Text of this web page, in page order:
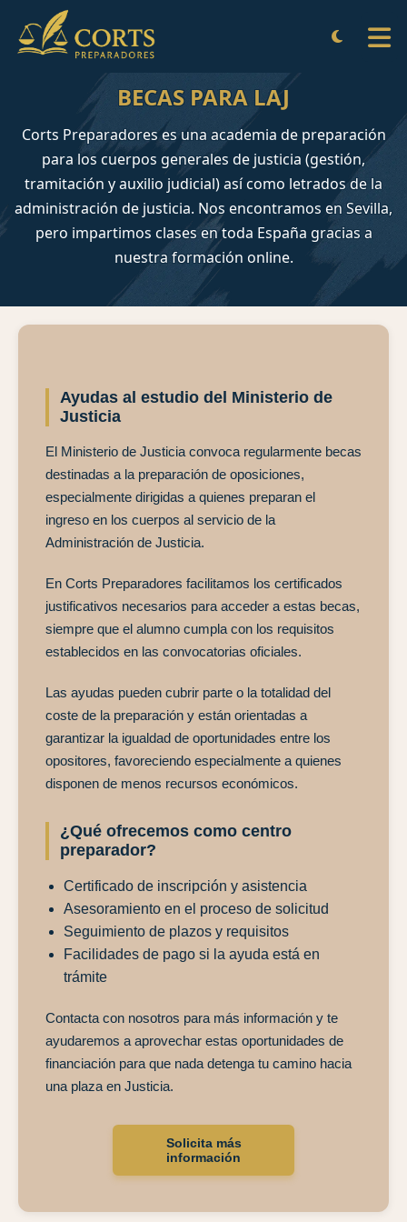
BECAS PARA OPOSITORES
BECAS PARA LAJ
Corts Preparadores es una academia de preparación
para los cuerpos generales de justicia (gestión,
tramitación y auxilio judicial) así como letrados de la
administración de justicia. Nos encontramos en Sevilla,
pero impartimos clases en toda España gracias a
nuestra formación online.
Ayudas al estudio del Ministerio de
Justicia
El Ministerio de Justicia convoca regularmente becas
destinadas a la preparación de oposiciones,
especialmente dirigidas a quienes preparan el
ingreso en los cuerpos al servicio de la
Administración de Justicia.
En Corts Preparadores facilitamos los certificados
justificativos necesarios para acceder a estas becas,
siempre que el alumno cumpla con los requisitos
establecidos en las convocatorias oficiales.
Las ayudas pueden cubrir parte o la totalidad del
coste de la preparación y están orientadas a
garantizar la igualdad de oportunidades entre los
opositores, favoreciendo especialmente a quienes
disponen de menos recursos económicos.
¿Qué ofrecemos como centro
preparador?
Certificado de inscripción y asistencia
Asesoramiento en el proceso de solicitud
Seguimiento de plazos y requisitos
Facilidades de pago si la ayuda está en
trámite
Contacta con nosotros para más información y te
ayudaremos a aprovechar estas oportunidades de
financiación para que nada detenga tu camino hacia
una plaza en Justicia.
Solicita más
información